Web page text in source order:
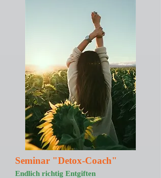
Seminar "Detox-Coach"
Endlich richtig Entgiften